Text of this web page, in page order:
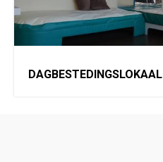
DAGBESTEDINGSLOKAAL